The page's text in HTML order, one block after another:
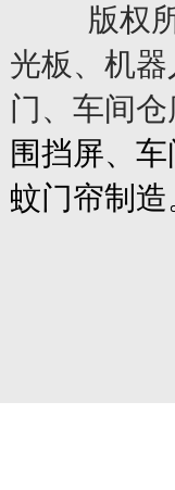
版权所
光板、机
门、车间
围挡屏、
蚊门帘制